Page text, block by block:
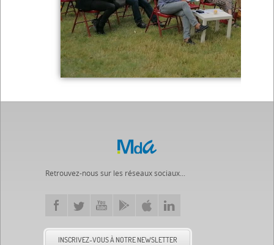
Retrouvez-nous sur les réseaux sociaux...
INSCRIVEZ-VOUS À NOTRE NEWSLETTER